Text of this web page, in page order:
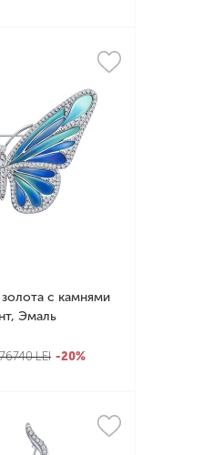
с камнями
Эмаль
76740LEI -20%